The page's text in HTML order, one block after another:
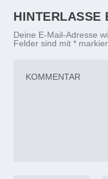
HINTERLASSE
Deine E-Mail-Adresse
Felder sind mit*